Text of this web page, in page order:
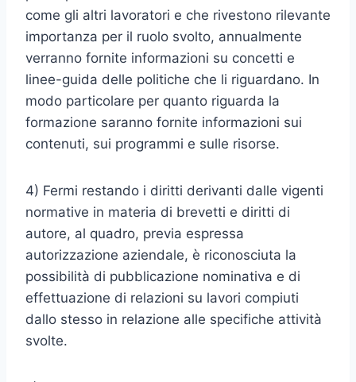
come gli altri lavoratori e che rivestono rilevante
importanza per il ruolo svolto, annualmente
verranno fornite informazioni su concetti e
linee-guida delle politiche che li riguardano. In
modo particolare per quanto riguarda la
formazione saranno fornite informazioni sui
contenuti, sui programmi e sulle risorse.
4) Fermi restando i diritti derivanti dalle vigenti
normative in materia di brevetti e diritti di
autore, al quadro, previa espressa
autorizzazione aziendale, è riconosciuta la
possibilità di pubblicazione nominativa e di
effettuazione di relazioni su lavori compiuti
dallo stesso in relazione alle specifiche attività
svolte.